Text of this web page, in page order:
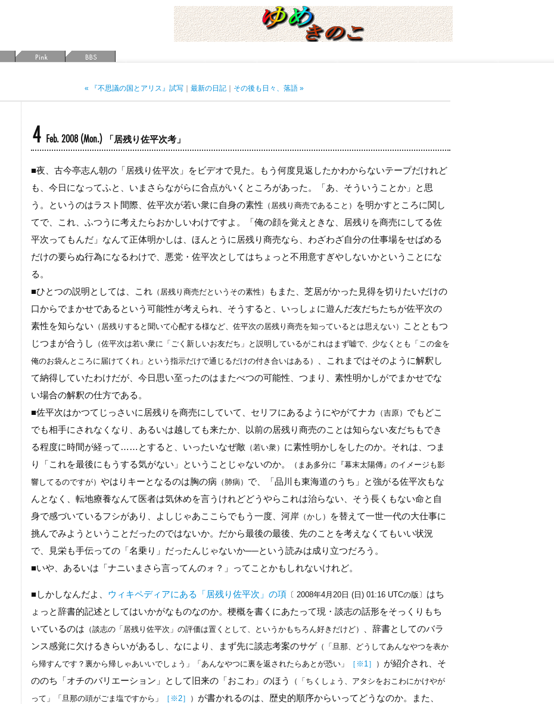
« 『不思議の国とアリス』試写 ｜ 最新の日記 ｜ その後も日々、落語 »
4 Feb. 2008 (Mon.) 「居残り佐平次考」
■夜、古今亭志ん朝の「居残り佐平次」をビデオで見た。もう何度見返したかわからないテープだけれど
も、今日になってふと、いまさらながらに合点がいくところがあった。「あ、そういうことか」と思
う。というのはラスト間際、佐平次が若い衆に自身の素性 （居残り商売であること）
を明かすところに関し
てで、これ、ふつうに考えたらおかしいわけですよ。「俺の顔を覚えときな、居残りを商売にしてる佐
平次ってもんだ」なんて正体明かしは、ほんとうに居残り商売なら、わざわざ自分の仕事場をせばめる
だけの要らぬ行為になるわけで、悪党・佐平次としてはちょっと不用意すぎやしないかということにな
る。
■ひとつの説明としては、これ （居残り商売だというその素性）
もまた、芝居がかった見得を切りたいだけの
口からでまかせであるという可能性が考えられ、そうすると、いっしょに遊んだ友だちたちが佐平次の
素性を知らない （居残りすると聞いて心配する様など、佐平次の居残り商売を知っているとは思えない）
ことともつ
じつまが合うし
（佐平次は若い衆に「ごく新しいお友だち」と説明しているがこれはまず嘘で、少なくとも「この金を
俺のお袋んところに届けてくれ」という指示だけで通じるだけの付き合いはある）
、これまではそのように解釈し
て納得していたわけだが、今日思い至ったのはまたべつの可能性、つまり、素性明かしがでまかせでな
い場合の解釈の仕方である。
■佐平次はかつてじっさいに居残りを商売にしていて、セリフにあるようにやがてナカ （吉原） でもどこ
でも相手にされなくなり、あるいは越しても来たか、以前の居残り商売のことは知らない友だちもでき
る程度に時間が経って …… とすると、いったいなぜ敵 （若い衆） に素性明かしをしたのか。それは、つま
り「これを最後にもうする気がない」ということじゃないのか。
（まあ多分に『幕末太陽傳』のイメージも影
響してるのですが） やはりキーとなるのは胸の病 （肺病） で、「品川も東海道のうち」と強がる佐平次もな
んとなく、転地療養なんて医者は気休めを言うけれどどうやらこれは治らない、そう長くもない命と自
身で感づいているフシがあり、よしじゃあここらでもう一度、河岸 （かし）
を替えて一世一代の大仕事に
挑んでみようということだったのではないか。だから最後の最後、先のことを考えなくてもいい状況
で、見栄も手伝っての「名乗り」だったんじゃないか──という読みは成り立つだろう。
■いや、あるいは「ナニいまさら言ってんのォ？」ってことかもしれないけれど。
■しかしなんだよ、 ウィキペディアにある「居残り佐平次」の項 〔 2008年4月20日 (日) 01:16 UTCの版〕 はち
ょっと辞書的記述としてはいかがなものなのか。梗概を書くにあたって現・談志の話形をそっくりもち
いているのは （談志の「居残り佐平次」の評価は置くとして、というかもちろん好きだけど）
、辞書としてのバラ
ンス感覚に欠けるきらいがあるし、なにより、まず先に談志考案のサゲ （「旦那、どうしてあんなやつを表か
ら帰すんです？裏から帰しゃあいいでしょう」「あんなやつに裏を返されたらあとが恐い」
［ ※ 1］ ） が紹介され、そ
ののち「オチのバリエーション」として旧来の「おこわ」のほう
（「ちくしょう、アタシをおこわにかけやが
って」「旦那の頭がごま塩ですから」
［ ※2］ ） が書かれるのは、歴史的順序からいってどうなのか。また、